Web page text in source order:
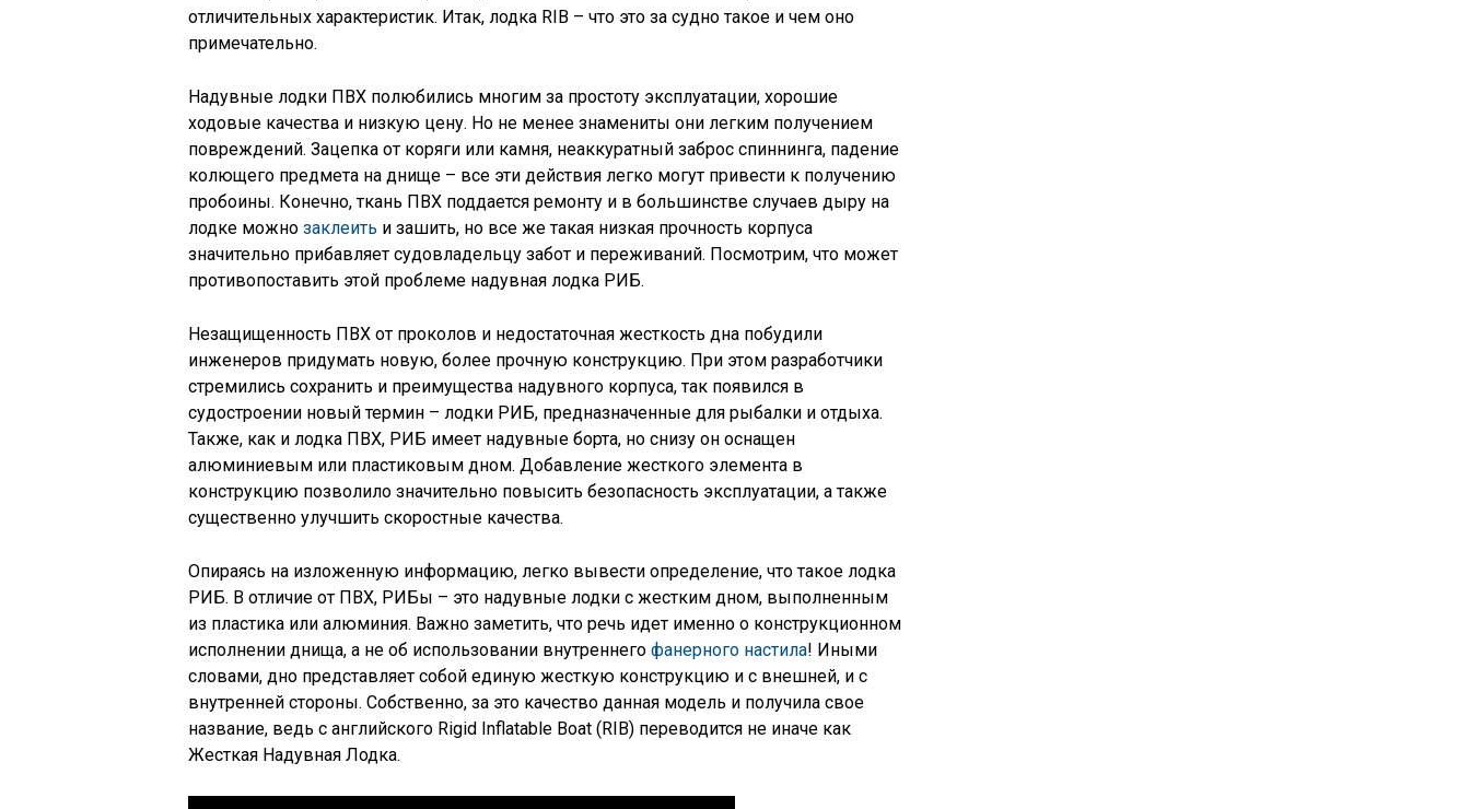
отличительных характеристик. Итак, лодка RIB – что это за судно такое и чем оно
примечательно.
Надувные лодки ПВХ полюбились многим за простоту эксплуатации, хорошие
ходовые качества и низкую цену. Но не менее знамениты они легким получением
повреждений. Зацепка от коряги или камня, неаккуратный заброс спиннинга, падение
колющего предмета на днище – все эти действия легко могут привести к получению
пробоины. Конечно, ткань ПВХ поддается ремонту и в большинстве случаев дыру на
лодке можно заклеить и зашить, но все же такая низкая прочность корпуса
значительно прибавляет судовладельцу забот и переживаний. Посмотрим, что может
противопоставить этой проблеме надувная лодка РИБ.
Незащищенность ПВХ от проколов и недостаточная жесткость дна побудили
инженеров придумать новую, более прочную конструкцию. При этом разработчики
стремились сохранить и преимущества надувного корпуса, так появился в
судостроении новый термин – лодки РИБ, предназначенные для рыбалки и отдыха.
Также, как и лодка ПВХ, РИБ имеет надувные борта, но снизу он оснащен
алюминиевым или пластиковым дном. Добавление жесткого элемента в
конструкцию позволило значительно повысить безопасность эксплуатации, а также
существенно улучшить скоростные качества.
Опираясь на изложенную информацию, легко вывести определение, что такое лодка
РИБ. В отличие от ПВХ, РИБы – это надувные лодки с жестким дном, выполненным
из пластика или алюминия. Важно заметить, что речь идет именно о конструкционном
исполнении днища, а не об использовании внутреннего фанерного настила! Иными
словами, дно представляет собой единую жесткую конструкцию и с внешней, и с
внутренней стороны. Собственно, за это качество данная модель и получила свое
название, ведь с английского Rigid Inflatable Boat (RIB) переводится не иначе как
Жесткая Надувная Лодка.